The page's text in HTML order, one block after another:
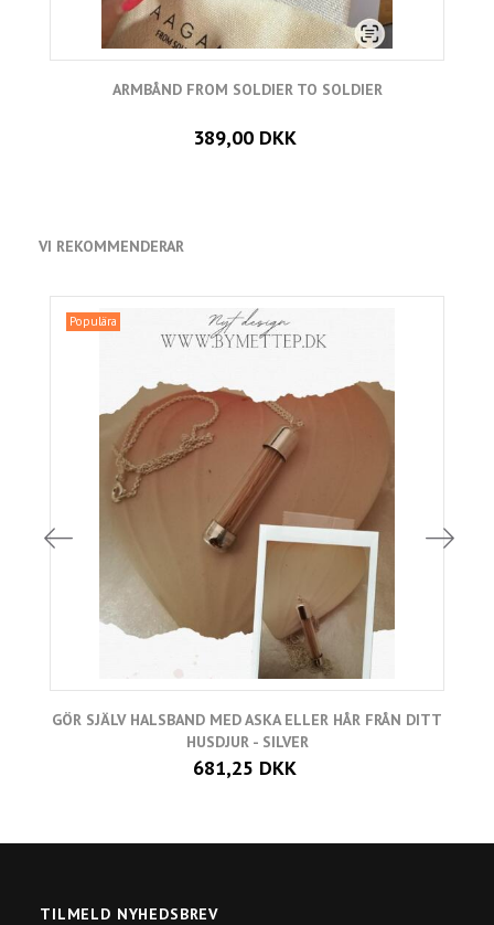
ARMBÅND FROM SOLDIER TO SOLDIER
389,00 DKK
VI REKOMMENDERAR
Populära
GÖR SJÄLV HALSBAND MED ASKA ELLER HÅR FRÅN DITT
HUSDJUR - SILVER
681,25 DKK
TILMELD NYHEDSBREV